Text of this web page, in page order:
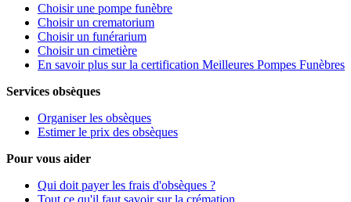
Choisir une pompe funèbre
Choisir un crematorium
Choisir un funérarium
Choisir un cimetière
En savoir plus sur la certification Meilleures Pompes Funèbres
Services obsèques
Organiser les obsèques
Estimer le prix des obsèques
Pour vous aider
Qui doit payer les frais d'obsèques ?
Tout ce qu'il faut savoir sur la crémation